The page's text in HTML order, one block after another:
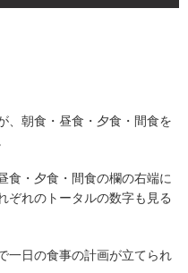
、朝食・昼食・夕食・間食を
食・夕食・間食の欄の右端に
ぞれのトータルの数字も見る
一日の食事の計画が立てられ